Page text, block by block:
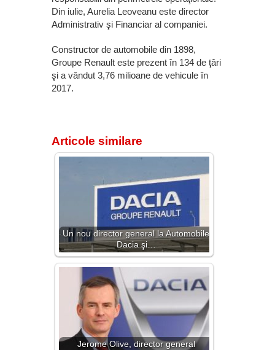
Din iulie, Aurelia Leoveanu este director
Administrativ şi Financiar al companiei.
Constructor de automobile din 1898,
Groupe Renault este prezent în 134 de ţâri
şi a vândut 3,76 milioane de vehicule în
2017.
Articole similare
Un nou director general la Automobile
Dacia şi…
Jerome Olive, director general